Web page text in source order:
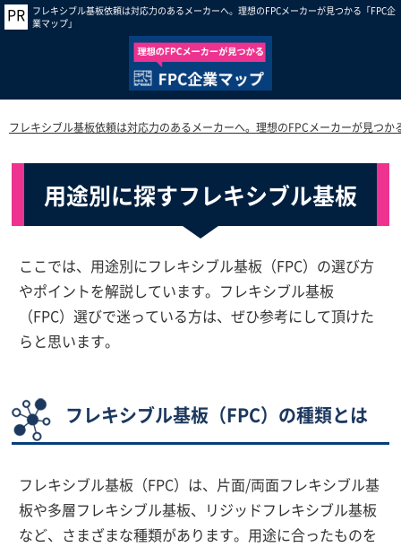
フレキシブル基板依頼は対応力のあるメーカーへ。理想のFPCメーカーが見つかる「FPC企
業マップ」
フレキシブル基板依頼は対応力のあるメーカーへ。理想のFPCメーカーが見つか
用途別に探すフレキシブル基板
ここでは、用途別にフレキシブル基板（FPC）の選び方
やポイントを解説しています。フレキシブル基板
（FPC）選びで迷っている方は、ぜひ参考にして頂けた
らと思います。
フレキシブル基板（FPC）の種類とは
フレキシブル基板（FPC）は、片面/両面フレキシブル基
板や多層フレキシブル基板、リジッドフレキシブル基板
など、さまざまな種類があります。用途に合ったものを